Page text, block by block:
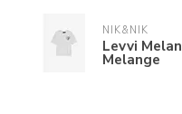
NIK&NIK
Levvi
Melange